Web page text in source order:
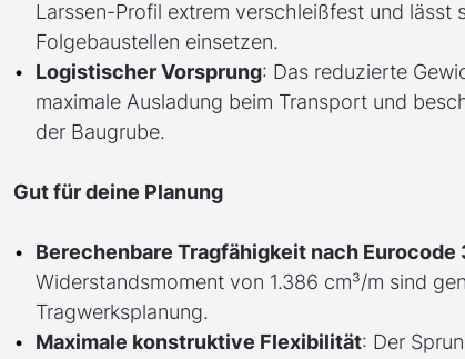
Larssen-Profil extrem verschleißfest und
Folgebaustellen einsetzen.
Logistischer Vorsprung: Das reduzierte
maximale Ausladung beim Transport und
der Baugrube.
Gut für deine Planung
Berechenbare Tragfähigkeit nach Eurocode
Widerstandsmoment von 1.386 cm³/m sind
Tragwerksplanung.
Maximale konstruktive Flexibilität: Der